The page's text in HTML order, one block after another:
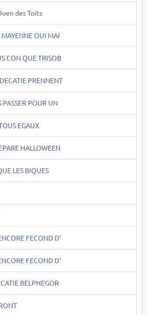
des Toits
OUI MAI
CON QUE TRISOB
PRENNENT
PASSER POUR UN
EGAUX
HALLOWEEN
LES BIQUES
FECOND D'
FECOND D'
BELPHEGOR